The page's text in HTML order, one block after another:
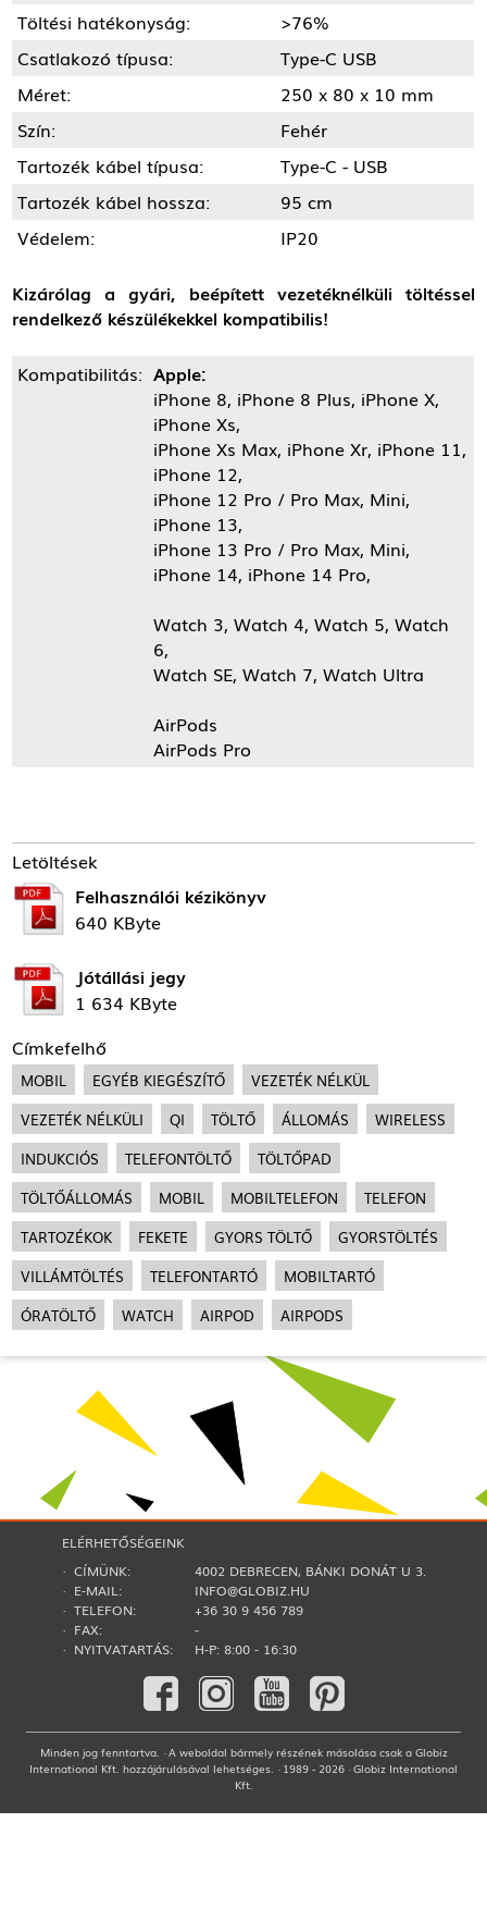
Töltési hatékonyság:
>76%
Csatlakozó típusa:
Type-C USB
Méret:
250 x 80 x 10 mm
Szín:
Fehér
Tartozék kábel típusa:
Type-C - USB
Tartozék kábel hossza:
95 cm
Védelem:
IP20
Kizárólag a gyári, beépített vezetéknélküli töltéssel
rendelkező készülékekkel kompatibilis!
Kompatibilitás: Apple:
iPhone 8, iPhone 8 Plus, iPhone X,
iPhone Xs,
iPhone Xs Max, iPhone Xr, iPhone 11,
iPhone 12,
iPhone 12 Pro / Pro Max, Mini,
iPhone 13,
iPhone 13 Pro / Pro Max, Mini,
iPhone 14, iPhone 14 Pro,
Watch 3, Watch 4, Watch 5, Watch
6,
Watch SE, Watch 7, Watch Ultra
AirPods
AirPods Pro
Letöltések
Felhasználói kézikönyv
640 KByte
Jótállási jegy
1 634 KByte
Címkefelhő
MOBIL EGYÉB KIEGÉSZÍTŐ
VEZETÉK NÉLKÜL
VEZETÉK NÉLKÜLI
QI TÖLTŐ ÁLLOMÁS
WIRELESS
INDUKCIÓS
TELEFONTÖLTŐ
TÖLTŐPAD
TÖLTŐÁLLOMÁS
MOBIL MOBILTELEFON
TELEFON
TARTOZÉKOK
FEKETE GYORS TÖLTŐ
GYORSTÖLTÉS
VILLÁMTÖLTÉS
TELEFONTARTÓ
MOBILTARTÓ
ÓRATÖLTŐ
WATCH AIRPOD AIRPODS
ELÉRHETŐSÉGEINK
· CÍMÜNK:
4002 DEBRECEN, BÁNKI DONÁT U 3.
· E-MAIL:
INFO@GLOBIZ.HU
· TELEFON:
+36 30 9 456 789
· FAX:
-
· NYITVATARTÁS:
H-P: 8:00 - 16:30
Minden jog fenntartva. · A weboldal bármely részének másolása csak a Globiz
International Kft. hozzájárulásával lehetséges. · 1989 - 2026 · Globiz International
Kft.